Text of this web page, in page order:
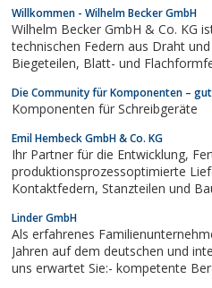
Willkommen - Wilhelm Becker GmbH
Wilhelm Becker GmbH & Co. KG
technischen Federn aus Draht und Band, von
Biegeteilen, Blatt- und Flachformfedern, Drahtbiegeteilen,
fehlerfreie Funktion unserer
unserer Kunden, sind stets von
Die Community für Komponenten –
Komponenten für Schreibgeräte
Emil Hembeck GmbH & Co. KG
Ihr Partner für die Entwicklung, Fertigung und
produktionsprozessoptimierte
Kontaktfedern, Stanzteilen
Linder GmbH
Als erfahrenes
Jahren auf dem deutschen und
uns erwartet Sie:- kompetente